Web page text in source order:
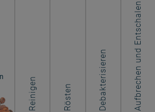
Reinigen Rösten Debakterisieren Aufbrechen und Entschalen
Schokoladeneinlagen
für Backwaren